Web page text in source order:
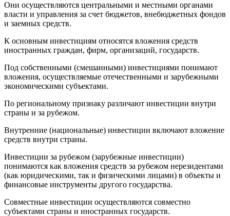
Они осуществляются центральными и местными органами
власти и управления за счет бюджетов, внебюджетных фондов
и заемных средств.
К основным инвестициям относятся вложения средств
иностранных граждан, фирм, организаций, государств.
Под собственными (смешанными) инвестициями понимают
вложения, осуществляемые отечественными и зарубежными
экономическими субъектами.
По региональному признаку различают инвестиции внутри
страны и за рубежом.
Внутренние (национальные) инвестиции включают вложение
средств внутри страны.
Инвестиции за рубежом (зарубежные инвестиции)
понимаются как вложения средств за рубежом нерезидентами
(как юридическими, так и физическими лицами) в объекты и
финансовые инструменты другого государства.
Совместные инвестиции осуществляются совместно
субъектами страны и иностранных государств.